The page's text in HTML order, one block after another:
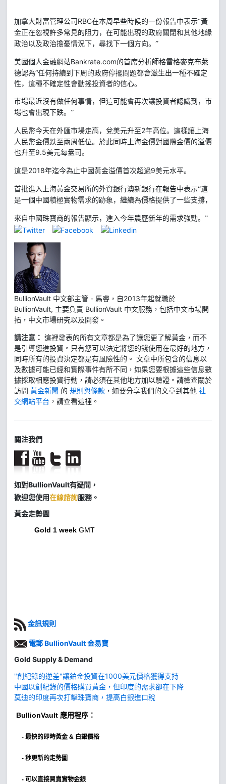
加拿大財富管理公司 RBC在本周早些時候的一份報告中表示“黃
金正在忽視許多常見的阻力，在可能出現的政府關閉和其他地緣
政治以及政治擔憂情況下，尋找下一個方向。”
美國個人金融網站Bankrate.com的首席分析師格雷格麥克布萊
德認為“任何持續到下周的政府停擺問題都會滋生出一種不確定
性，這種不確定性會動搖投資者的信心。
市場最近沒有做任何事情，但這可能會再次讓投資者認識到，市
場也會出現下跌。”
人民幣今天在外匯市場走高，兌美元升至2年高位。這樣讓上海
人民幣金價跌至兩周低位。於此同時上海金價對國際金價的溢價
也升至9.5美元每盎司。
這是2018年迄今為止中國黃金溢價首次超過9美元水平。
首批進入上海黃金交易所的外資銀行澳新銀行在報告中表示“這
是一個中國積極實物需求的跡象，繼續為價格提供了一些支撐，
來自中國珠寶商的報告顯示，進入今年農歷新年的需求強勁。”
BullionVault 中文部主管 - 馬睿，自2013年起就職於
BullionVault, 主要負責 BullionVault 中文服務，包括中文市場開
拓，中文市場研究以及開發。
請注意： 這裡發表的所有文章都是為了讓您更了解黃金，而不
是引導您進投資。只有您可以決定將您的錢使用在最好的地方，
同時所有的投資決定都是有風險性的。 文章中所包含的信息以
及數據可能已經和實際事件有所不同，如果您要根據這些信息數
據採取相應投資行動，請必須在其他地方加以驗證。請檢查關於
訪問 黃金新聞 的 規則與條款 ，如要分享我們的文章到其他 社
交網站平台 ，請查看這裡。
關注我們
如對BullionVault有疑問，
歡迎您使用在線諮詢服務。
黃金走勢圖
Gold 1 week GMT
金訊規則
電郵 BullionVault 金易寶
Gold Supply & Demand
"創紀錄的逆差"讓鉑金投資在1000美元價格獲得支持
中國以創紀錄的價格購買黃金，但印度的需求卻在下降
莫迪的印度再次打擊珠寶商，提高白銀進口稅
BullionVault 應用程序：
- 最快的即時黃金 & 白銀價格
- 秒更新的走勢圖
- 可以直接買賣實物金銀